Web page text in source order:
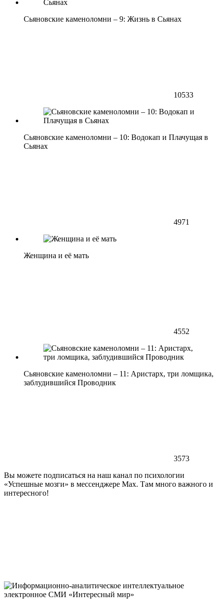
Сьяновские каменоломни – 9: Жизнь в Сьянах
10533
Сьяновские каменоломни – 10: Водокап и Плачущая в
Сьянах
4971
Женщина и её мать
4552
Сьяновские каменоломни – 11: Аристарх, три ломщика,
заблудившийся Проводник
3573
Вы можете подписаться на наш канал по психологии
«Успешные мозги» в мессенджере Max. Там много важного и
интересного!